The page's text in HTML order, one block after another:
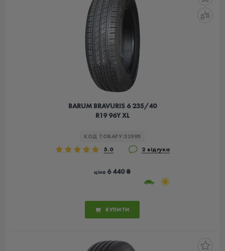
BARUM BRAVURIS 6 235/40
R19 96Y XL
КОД ТОВАРУ:32998
5.0 2 відгука
ціна 6 440 ₴
КУПИТИ